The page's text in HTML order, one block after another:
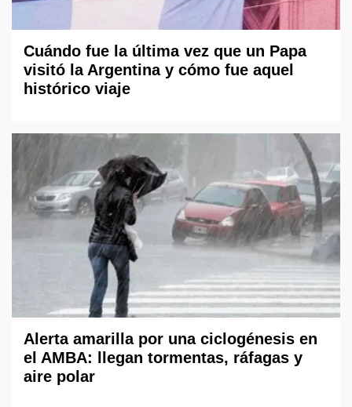
Cuándo fue la última vez que un Papa
visitó la Argentina y cómo fue aquel
histórico viaje
Alerta amarilla por una ciclogénesis en
el AMBA: llegan tormentas, ráfagas y
aire polar